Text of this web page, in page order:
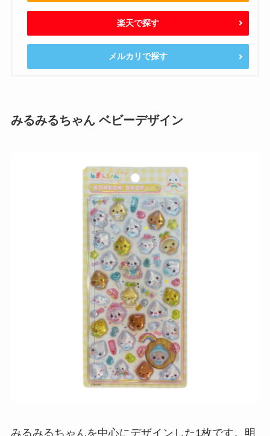
楽天で探す
メルカリで探す
みるみるちゃん ベビーデザイン
みるみるちゃんを中心にデザインした1枚です。明